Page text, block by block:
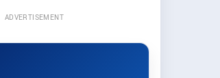
ADVERTISEMENT